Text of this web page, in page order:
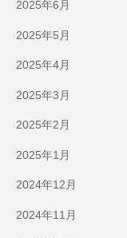
2025年6月
2025年5月
2025年4月
2025年3月
2025年2月
2025年1月
2024年12月
2024年11月